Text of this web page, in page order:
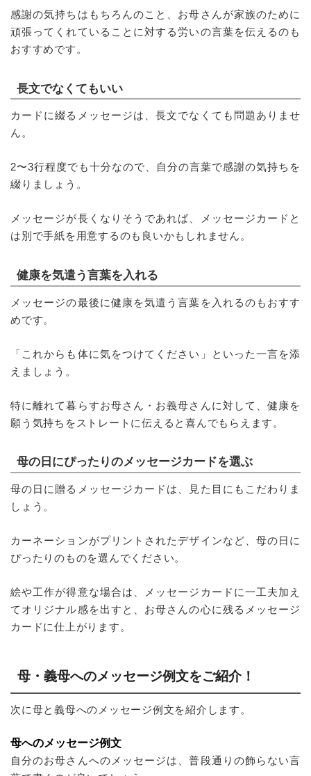
感謝の気持ちはもちろんのこと、お母さんが家族のために
頑張ってくれていることに対する労いの言葉を伝えるのも
おすすめです。
長文でなくてもいい
カードに綴るメッセージは、長文でなくても問題ありませ
ん。
2〜3行程度でも十分なので、自分の言葉で感謝の気持ちを
綴りましょう。
メッセージが長くなりそうであれば、メッセージカードと
は別で手紙を用意するのも良いかもしれません。
健康を気遣う言葉を入れる
メッセージの最後に健康を気遣う言葉を入れるのもおすす
めです。
「これからも体に気をつけてください」といった一言を添
えましょう。
特に離れて暮らすお母さん・お義母さんに対して、健康を
願う気持ちをストレートに伝えると喜んでもらえます。
母の日にぴったりのメッセージカードを選ぶ
母の日に贈るメッセージカードは、見た目にもこだわりま
しょう。
カーネーションがプリントされたデザインなど、母の日に
ぴったりのものを選んでください。
絵や工作が得意な場合は、メッセージカードに一工夫加え
てオリジナル感を出すと、お母さんの心に残るメッセージ
カードに仕上がります。
母・義母へのメッセージ例文をご紹介！
次に母と義母へのメッセージ例文を紹介します。
母へのメッセージ例文
自分のお母さんへのメッセージは、普段通りの飾らない言